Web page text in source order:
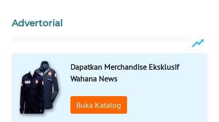
Advertorial
Dapatkan Merchandise Eksklusif
Wahana News
Buka Katalog
WAHANA
WAHANA
OTOMOTIF
WAHANA
HEALTH